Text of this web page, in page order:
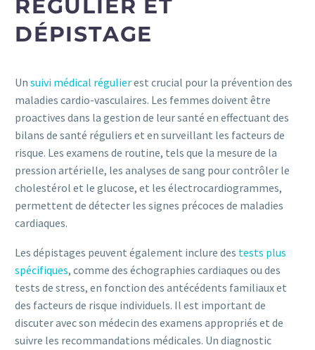
RÉGULIER ET
DÉPISTAGE
Un suivi médical régulierest crucial pour la prévention des
maladies cardio-vasculaires. Les femmes doivent être
proactives dans la gestion de leur santé en effectuant des
bilans de santé réguliers et en surveillant les facteurs de
risque. Les examens de routine, tels que la mesure de la
pression artérielle, les analyses de sang pour contrôler le
cholestérol et le glucose, et les électrocardiogrammes,
permettent de détecter les signes précoces de maladies
cardiaques.
Les dépistages peuvent également inclure des tests plus
spécifiques, comme des échographies cardiaques ou des
tests de stress, en fonction des antécédents familiaux et
des facteurs de risque individuels. Il est important de
discuter avec son médecin des examens appropriés et de
suivre les recommandations médicales. Un diagnostic